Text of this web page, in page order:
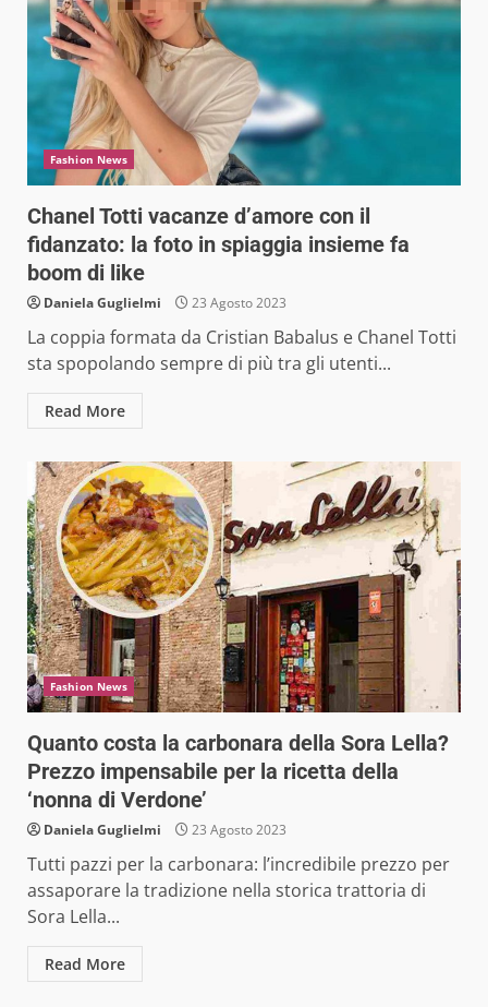
Fashion News
Chanel Totti vacanze d’amore con il
fidanzato: la foto in spiaggia insieme fa
boom di like
Daniela Guglielmi 23 Agosto 2023
La coppia formata da Cristian Babalus e Chanel Totti
sta spopolando sempre di più tra gli utenti...
Read More
Fashion News
Quanto costa la carbonara della Sora Lella?
Prezzo impensabile per la ricetta della
‘nonna di Verdone’
Daniela Guglielmi 23 Agosto 2023
Tutti pazzi per la carbonara: l’incredibile prezzo per
assaporare la tradizione nella storica trattoria di
Sora Lella...
Read More